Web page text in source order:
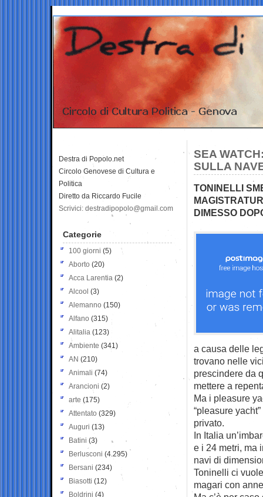
SEA
SULLA
TONINELLI
DIMESSO
a causa delle
trovano nelle
prescindere da
mettere a
Ma i pleasure
“pleasure
privato.
In Italia
e i 24 metri, ma
navi di
Toninelli ci
magari con
Destra di Popolo.net
Circolo Genovese di Cultura e
Politica
Diretto da Riccardo Fucile
Scrivici: destradipopolo@gmail.com
Categorie
100 giorni (5)
Aborto (20)
Acca Larentia (2)
Alcool (3)
Alemanno (150)
Alfano (315)
Alitalia (123)
Ambiente (341)
AN (210)
Animali (74)
Arancioni (2)
arte (175)
Attentato (329)
Auguri (13)
Batini (3)
Berlusconi (4.295)
Bersani (234)
Biasotti (12)
Boldrini (4)